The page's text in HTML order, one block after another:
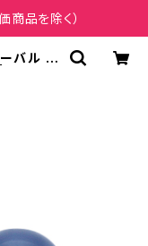
品を除く）
バル H